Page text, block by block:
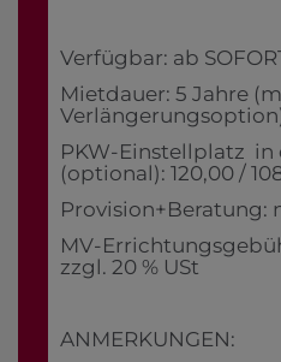
Verfügbar: ab
Mietdauer: 5 Jahre
PKW-Einstellplatz in
(optional): 120,00 /
Provision+Beratung:
MV-
zzgl. 20 % USt
ANMERKUNGEN: